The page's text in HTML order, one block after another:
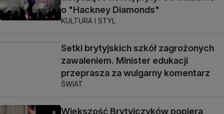
o "Hackney Diamonds"
KULTURA I STYL
Setki brytyjskich szkół zagrożonych
zawaleniem. Minister edukacji
przeprasza za wulgarny komentarz
ŚWIAT
Większość Brytyjczyków popiera